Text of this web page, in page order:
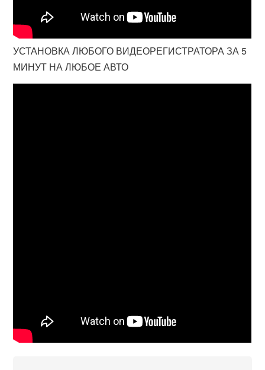
УСТАНОВКА ЛЮБОГО ВИДЕОРЕГИСТРАТОРА ЗА 5
МИНУТ НА ЛЮБОЕ АВТО